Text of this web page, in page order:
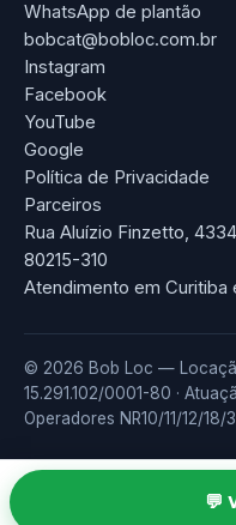
WhatsApp de plantão
bobcat@bobloc.com.br
Instagram
Facebook
YouTube
Google
Política de Privacidade
Parceiros
Rua Aluízio Finzetto,
80215-310
Atendimento em Curitiba
© 2026 Bob Loc —
15.291.102/0001-80 ·
Operadores NR10/11/12/
💬